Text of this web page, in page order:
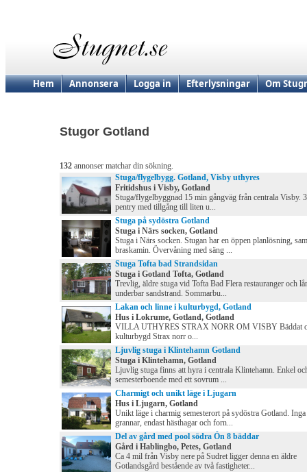
Hem Annonsera Logga in Efterlysningar Om
Stugor Gotland
132 annonser matchar din sökning.
Stuga/flygelbygg. Gotland, Visby uthyres
Fritidshus i Visby, Gotland
Stuga/flygelbyggnad 15 min gångväg från centrala Visby.
pentry med tillgång till liten u...
Stuga på sydöstra Gotland
Stuga i Närs socken, Gotland
Stuga i Närs socken. Stugan har en öppen planlösning,
braskamin. Övervåning med säng ...
Stuga Tofta bad Strandsidan
Stuga i Gotland Tofta, Gotland
Trevlig, äldre stuga vid Tofta Bad Flera restauranger och
underbar sandstrand. Sommarbu...
Lakan och linne i kulturbygd, Gotland
Hus i Lokrume, Gotland, Gotland
VILLA UTHYRES STRAX NORR OM VISBY Bäddat
kulturbygd Strax norr o...
Ljuvlig stuga i Klintehamn Gotland
Stuga i Klintehamn, Gotland
Ljuvlig stuga finns att hyra i centrala Klintehamn. Enkel
semesterboende med ett sovrum ...
Charmigt och unikt läge i Ljugarn
Hus i Ljugarn, Gotland
Unikt läge i charmig semesterort på sydöstra Gotland. Inga
grannar, endast hästhagar och forn...
Del av gård med pool södra Ön 8 bäddar
Gård i Hablingbo, Petes, Gotland
Ca 4 mil från Visby nere på Sudret ligger denna en äldre
Gotlandsgård bestående av två fastigheter...